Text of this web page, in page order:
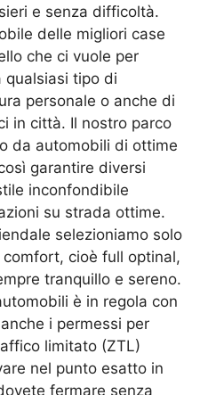
e senza difficoltà.
delle migliori case
che ci vuole per
qualsiasi tipo di
personale o anche di
in città. Il nostro parco
da automobili di ottime
garantire diversi
inconfondibile
su strada ottime.
selezioniamo solo
cioè full optinal,
tranquillo e sereno.
è in regola con
i permessi per
limitato (ZTL)
nel punto esatto in
fermare senza